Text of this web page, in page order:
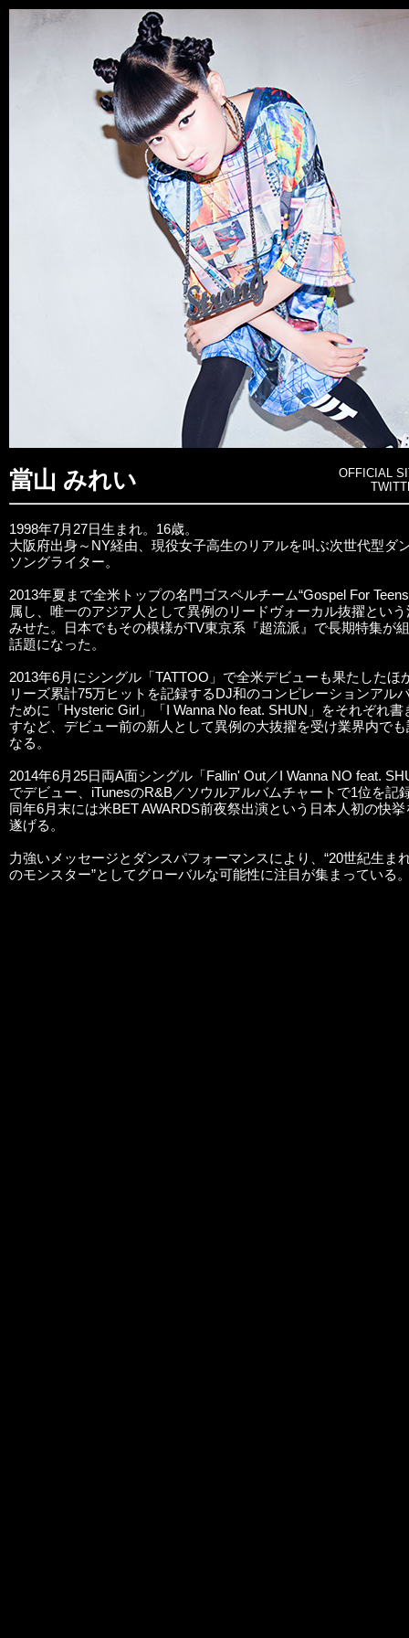
當山 みれい
OFFICIAL
1998年7月27日生まれ。16歳。
大阪府出身～NY経由、現役女子高生のリアルを叫ぶ次世代型ダ
ソングライター。
2013年夏まで全米トップの名門ゴスペルチーム“Gospel For
属し、唯一のアジア人として異例のリードヴォーカル抜擢とい
みせた。日本でもその模様がTV東京系『超流派』で長期特集が
話題になった。
2013年6月にシングル「TATTOO」で全米デビューも果たしたほ
リーズ累計75万ヒットを記録するDJ和のコンピレーションアル
ために「Hysteric Girl」「I Wanna No feat. SHUN」をそれぞれ書
すなど、デビュー前の新人として異例の大抜擢を受け業界内で
なる。
2014年6月25日両A面シングル「Fallin' Out／I Wanna NO feat.
でデビュー、iTunesのR&B／ソウルアルバムチャートで1位を記
同年6月末には米BET AWARDS前夜祭出演という日本人初の快挙
遂げる。
力強いメッセージとダンスパフォーマンスにより、“20世紀生ま
のモンスター”としてグローバルな可能性に注目が集まっている